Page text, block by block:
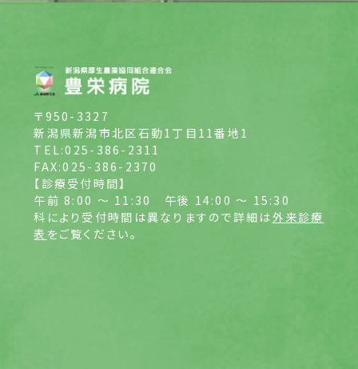
〒950-3327
新潟県新潟市北区石動1丁目11番地1
TEL:025-386-2311
FAX:025-386-2370
【診療受付時間】
午前 8:00 ～ 11:30 午後 14:00 ～ 15:30
科により受付時間は異なりますので詳細は外来診療
表 をご覧ください。